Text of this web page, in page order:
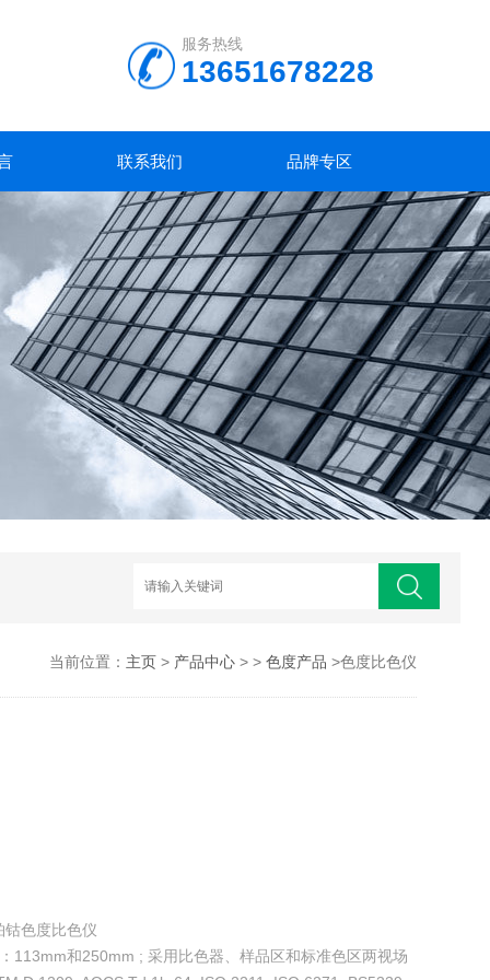
服务热线
13651678228
联系我们 品牌专区
当前位置： 主页> 产品中心> > 色度产品 >色度比色仪
钴色度比色仪
113mm和250mm ; 采用比色器、样品区和标准色区两视场